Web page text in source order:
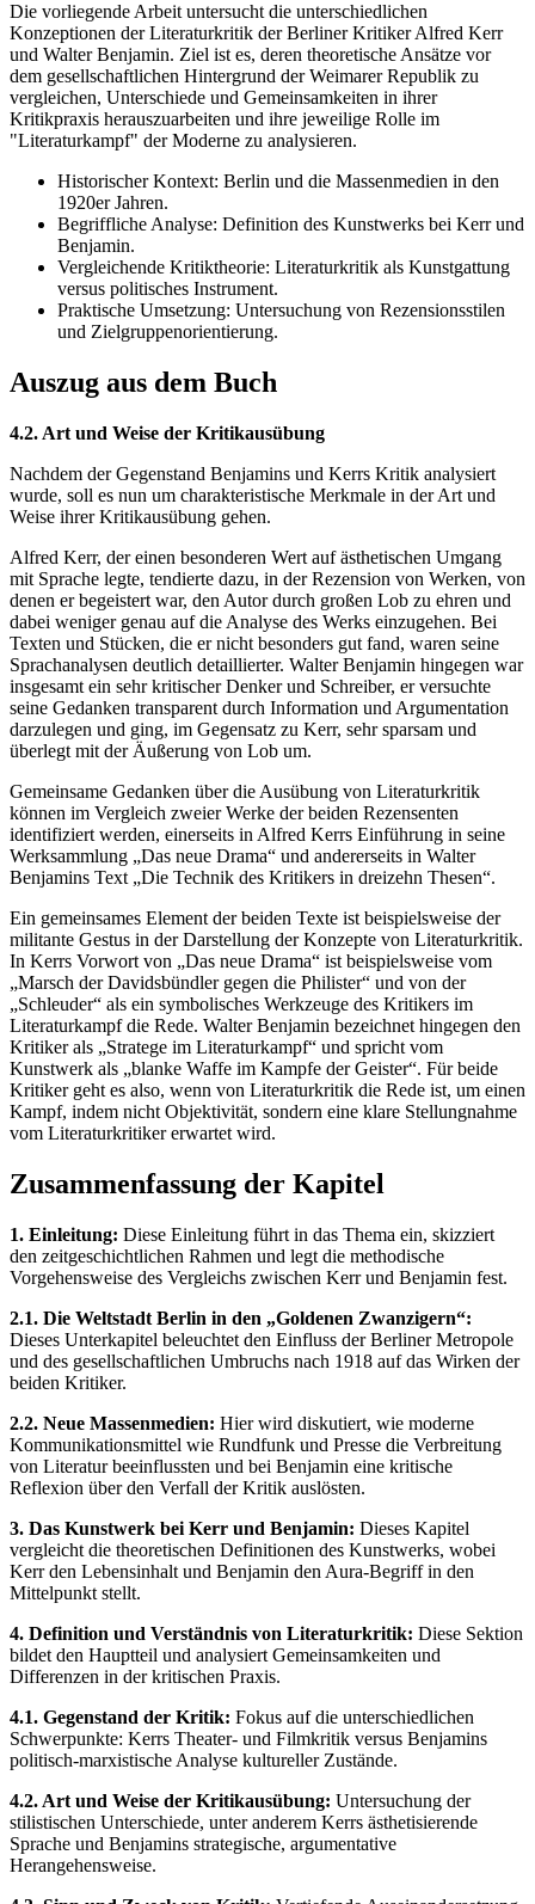
Die vorliegende Arbeit untersucht die unterschiedlichen
Konzeptionen der Literaturkritik der Berliner Kritiker Alfred Kerr
und Walter Benjamin. Ziel ist es, deren theoretische Ansätze vor
dem gesellschaftlichen Hintergrund der Weimarer Republik zu
vergleichen, Unterschiede und Gemeinsamkeiten in ihrer
Kritikpraxis herauszuarbeiten und ihre jeweilige Rolle im
"Literaturkampf" der Moderne zu analysieren.
Historischer Kontext: Berlin und die Massenmedien in den
1920er Jahren.
Begriffliche Analyse: Definition des Kunstwerks bei Kerr und
Benjamin.
Vergleichende Kritiktheorie: Literaturkritik als Kunstgattung
versus politisches Instrument.
Praktische Umsetzung: Untersuchung von Rezensionsstilen
und Zielgruppenorientierung.
Auszug aus dem Buch
4.2. Art und Weise der Kritikausübung
Nachdem der Gegenstand Benjamins und Kerrs Kritik analysiert
wurde, soll es nun um charakteristische Merkmale in der Art und
Weise ihrer Kritikausübung gehen.
Alfred Kerr, der einen besonderen Wert auf ästhetischen Umgang
mit Sprache legte, tendierte dazu, in der Rezension von Werken, von
denen er begeistert war, den Autor durch großen Lob zu ehren und
dabei weniger genau auf die Analyse des Werks einzugehen. Bei
Texten und Stücken, die er nicht besonders gut fand, waren seine
Sprachanalysen deutlich detaillierter. Walter Benjamin hingegen war
insgesamt ein sehr kritischer Denker und Schreiber, er versuchte
seine Gedanken transparent durch Information und Argumentation
darzulegen und ging, im Gegensatz zu Kerr, sehr sparsam und
überlegt mit der Äußerung von Lob um.
Gemeinsame Gedanken über die Ausübung von Literaturkritik
können im Vergleich zweier Werke der beiden Rezensenten
identifiziert werden, einerseits in Alfred Kerrs Einführung in seine
Werksammlung „Das neue Drama“ und andererseits in Walter
Benjamins Text „Die Technik des Kritikers in dreizehn Thesen“.
Ein gemeinsames Element der beiden Texte ist beispielsweise der
militante Gestus in der Darstellung der Konzepte von Literaturkritik.
In Kerrs Vorwort von „Das neue Drama“ ist beispielsweise vom
„Marsch der Davidsbündler gegen die Philister“ und von der
„Schleuder“ als ein symbolisches Werkzeuge des Kritikers im
Literaturkampf die Rede. Walter Benjamin bezeichnet hingegen den
Kritiker als „Stratege im Literaturkampf“ und spricht vom
Kunstwerk als „blanke Waffe im Kampfe der Geister“. Für beide
Kritiker geht es also, wenn von Literaturkritik die Rede ist, um einen
Kampf, indem nicht Objektivität, sondern eine klare Stellungnahme
vom Literaturkritiker erwartet wird.
Zusammenfassung der Kapitel
1. Einleitung: Diese Einleitung führt in das Thema ein, skizziert
den zeitgeschichtlichen Rahmen und legt die methodische
Vorgehensweise des Vergleichs zwischen Kerr und Benjamin fest.
2.1. Die Weltstadt Berlin in den „Goldenen Zwanzigern“:
Dieses Unterkapitel beleuchtet den Einfluss der Berliner Metropole
und des gesellschaftlichen Umbruchs nach 1918 auf das Wirken der
beiden Kritiker.
2.2. Neue Massenmedien: Hier wird diskutiert, wie moderne
Kommunikationsmittel wie Rundfunk und Presse die Verbreitung
von Literatur beeinflussten und bei Benjamin eine kritische
Reflexion über den Verfall der Kritik auslösten.
3. Das Kunstwerk bei Kerr und Benjamin: Dieses Kapitel
vergleicht die theoretischen Definitionen des Kunstwerks, wobei
Kerr den Lebensinhalt und Benjamin den Aura-Begriff in den
Mittelpunkt stellt.
4. Definition und Verständnis von Literaturkritik: Diese Sektion
bildet den Hauptteil und analysiert Gemeinsamkeiten und
Differenzen in der kritischen Praxis.
4.1. Gegenstand der Kritik: Fokus auf die unterschiedlichen
Schwerpunkte: Kerrs Theater- und Filmkritik versus Benjamins
politisch-marxistische Analyse kultureller Zustände.
4.2. Art und Weise der Kritikausübung: Untersuchung der
stilistischen Unterschiede, unter anderem Kerrs ästhetisierende
Sprache und Benjamins strategische, argumentative
Herangehensweise.